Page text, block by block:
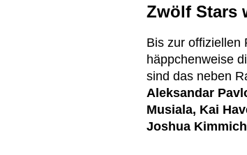
Zwölf Stars
Bis zur offiziellen
häppchenweise
sind das neben
Aleksandar
Musiala, Kai
Joshua Kimmich